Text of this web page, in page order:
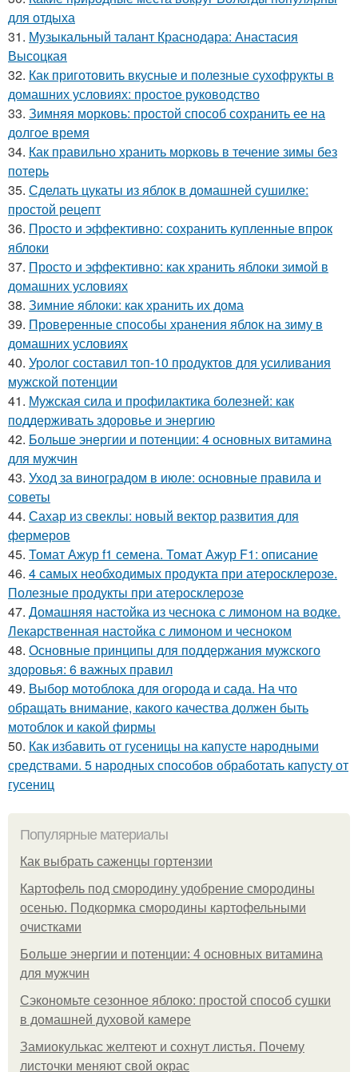
для отдыха
31. Музыкальный талант Краснодара: Анастасия
Высоцкая
32. Как приготовить вкусные и полезные сухофрукты в
домашних условиях: простое руководство
33. Зимняя морковь: простой способ сохранить ее на
долгое время
34. Как правильно хранить морковь в течение зимы без
потерь
35. Сделать цукаты из яблок в домашней сушилке:
простой рецепт
36. Просто и эффективно: сохранить купленные впрок
яблоки
37. Просто и эффективно: как хранить яблоки зимой в
домашних условиях
38. Зимние яблоки: как хранить их дома
39. Проверенные способы хранения яблок на зиму в
домашних условиях
40. Уролог составил топ-10 продуктов для усиливания
мужской потенции
41. Мужская сила и профилактика болезней: как
поддерживать здоровье и энергию
42. Больше энергии и потенции: 4 основных витамина
для мужчин
43. Уход за виноградом в июле: основные правила и
советы
44. Сахар из свеклы: новый вектор развития для
фермеров
45. Томат Ажур f1 семена. Томат Ажур F1: описание
46. 4 самых необходимых продукта при атеросклерозе.
Полезные продукты при атеросклерозе
47. Домашняя настойка из чеснока с лимоном на водке.
Лекарственная настойка с лимоном и чесноком
48. Основные принципы для поддержания мужского
здоровья: 6 важных правил
49. Выбор мотоблока для огорода и сада. На что
обращать внимание, какого качества должен быть
мотоблок и какой фирмы
50. Как избавить от гусеницы на капусте народными
средствами. 5 народных способов обработать капусту от
гусениц
Популярные материалы
Как выбрать саженцы гортензии
Картофель под смородину удобрение смородины
осенью. Подкормка смородины картофельными
очистками
Больше энергии и потенции: 4 основных витамина
для мужчин
Сэкономьте сезонное яблоко: простой способ сушки
в домашней духовой камере
Замиокулькас желтеют и сохнут листья. Почему
листочки меняют свой окрас